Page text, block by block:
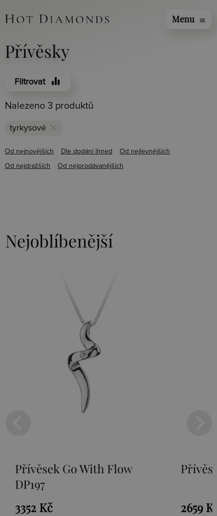
Menu menu
Přívěsky
Filtrovat equalizer
Nalezeno 3 produktů
tyrkysové clear
Od nejnovějších Dle dodání ihned Od nejlevnějších
Od nejdražších Od nejprodávanějších
Nejoblíbenější
Flow Přívěsek Paradise